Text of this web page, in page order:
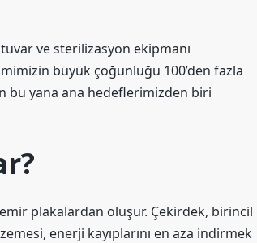
ve sterilizasyon ekipmanı
büyük çoğunluğu 100’den fazla
bu yana ana hedeflerimizden biri
plakalardan oluşur. Çekirdek, birincil
enerji kayıplarını en aza indirmek